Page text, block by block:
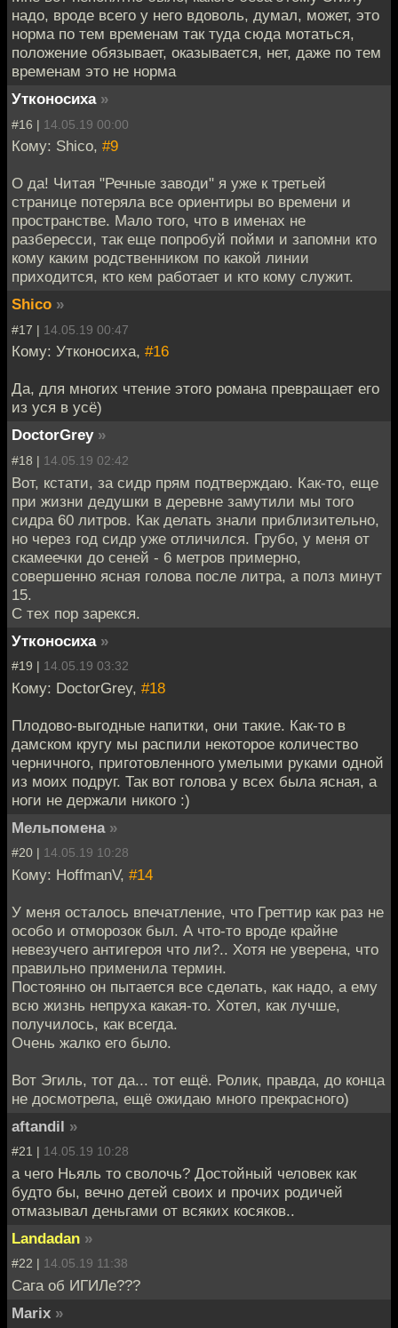
надо, вроде всего у него вдоволь, думал, может, это
норма по тем временам так туда сюда мотаться,
положение обязывает, оказывается, нет, даже по тем
временам это не норма
Утконосиха »
#16 | 14.05.19 00:00
Кому: Shico, #9
О да! Читая "Речные заводи" я уже к третьей
странице потеряла все ориентиры во времени и
пространстве. Мало того, что в именах не
разбересси, так еще попробуй пойми и запомни кто
кому каким родственником по какой линии
приходится, кто кем работает и кто кому служит.
Shico »
#17 | 14.05.19 00:47
Кому: Утконосиха, #16
Да, для многих чтение этого романа превращает его
из уся в усё)
DoctorGrey »
#18 | 14.05.19 02:42
Вот, кстати, за сидр прям подтверждаю. Как-то, еще
при жизни дедушки в деревне замутили мы того
сидра 60 литров. Как делать знали приблизительно,
но через год сидр уже отличился. Грубо, у меня от
скамеечки до сеней - 6 метров примерно,
совершенно ясная голова после литра, а полз минут
15.
С тех пор зарекся.
Утконосиха »
#19 | 14.05.19 03:32
Кому: DoctorGrey, #18
Плодово-выгодные напитки, они такие. Как-то в
дамском кругу мы распили некоторое количество
черничного, приготовленного умелыми руками одной
из моих подруг. Так вот голова у всех была ясная, а
ноги не держали никого :)
Мельпомена »
#20 | 14.05.19 10:28
Кому: HoffmanV, #14
У меня осталось впечатление, что Греттир как раз не
особо и отморозок был. А что-то вроде крайне
невезучего антигероя что ли?.. Хотя не уверена, что
правильно применила термин.
Постоянно он пытается все сделать, как надо, а ему
всю жизнь непруха какая-то. Хотел, как лучше,
получилось, как всегда.
Очень жалко его было.
Вот Эгиль, тот да... тот ещё. Ролик, правда, до конца
не досмотрела, ещё ожидаю много прекрасного)
aftandil »
#21 | 14.05.19 10:28
а чего Ньяль то сволочь? Достойный человек как
будто бы, вечно детей своих и прочих родичей
отмазывал деньгами от всяких косяков..
Landadan »
#22 | 14.05.19 11:38
Сага об ИГИЛе???
Marix »